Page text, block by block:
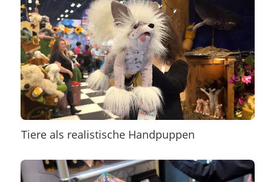
Tiere als realistische Handpuppen